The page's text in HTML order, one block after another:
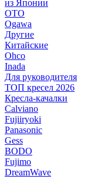
из Японии
OTO
Ogawa
Другие
Китайские
Ohco
Inada
Для руководителя
ТОП кресел 2026
Кресла-качалки
Calviano
Fujiiryoki
Panasonic
Gess
BODO
Fujimo
DreamWave